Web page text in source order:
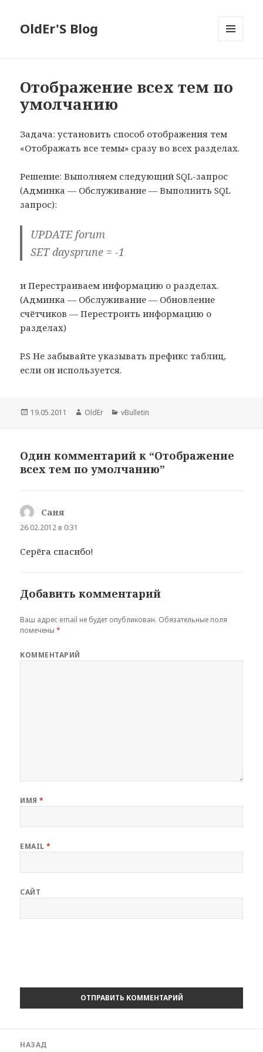
OldEr'S Blog
Отображение всех тем по
умолчанию
Задача: установить способ отображения тем
«Отображать все темы» сразу во всех разделах.
Решение: Выполняем следующий SQL-запрос
(Админка — Обслуживание — Выполнить SQL
запрос):
UPDATE forum
SET daysprune = -1
и Перестраиваем информацию о разделах.
(Админка — Обслуживание — Обновление
счётчиков — Перестроить информацию о
разделах)
P.S Не забывайте указывать префикс таблиц,
если он используется.
Опубликовано
19.05.2011 Автор
OldEr Рубрики
vBulletin
Один комментарий к “Отображение
всех тем по умолчанию”
Саня
26.02.2012 в 0:31
Серёга спасибо!
Добавить комментарий
Ваш адрес email не будет опубликован. Обязательные поля
помечены*
КОММЕНТАРИЙ
ИМЯ*
EMAIL*
САЙТ
НАЗАД